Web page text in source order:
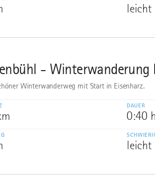
leicht
- Winterwanderung
Winterwanderweg mit Start in Eisenharz.
DAUER
0:40 h
leicht